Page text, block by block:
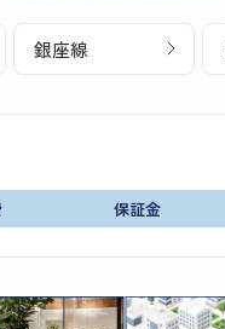
銀座線
保証金